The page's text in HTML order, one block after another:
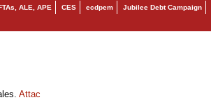
ALE, APE CES ecdpem Jubilee Debt Campaign
Attac